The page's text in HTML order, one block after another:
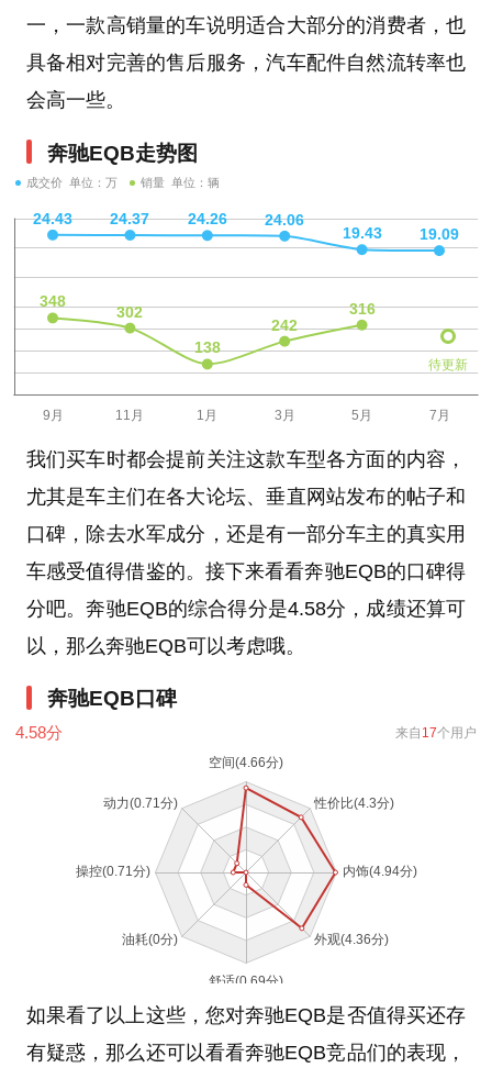
一，一款高销量的车说明适合大部分的消费者，也
具备相对完善的售后服务，汽车配件自然流转率也
会高一些。
奔驰EQB走势图
成交价 单位：万 销量 单位：辆
待更新
我们买车时都会提前关注这款车型各方面的内容，
尤其是车主们在各大论坛、垂直网站发布的帖子和
口碑，除去水军成分，还是有一部分车主的真实用
车感受值得借鉴的。接下来看看奔驰EQB的口碑得
分吧。奔驰EQB的综合得分是4.58分，成绩还算可
以，那么奔驰EQB可以考虑哦。
奔驰EQB口碑
4.58分 来自 17个用户
如果看了以上这些，您对奔驰EQB是否值得买还存
有疑惑，那么还可以看看奔驰EQB竞品们的表现，